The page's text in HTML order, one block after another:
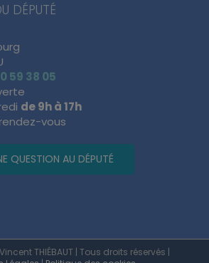
DÉPUTÉ
59 38 05
de 9h à 17h
vous
QUESTION AU DÉPUTÉ
THIÉBAUT | Tous droits réservés |